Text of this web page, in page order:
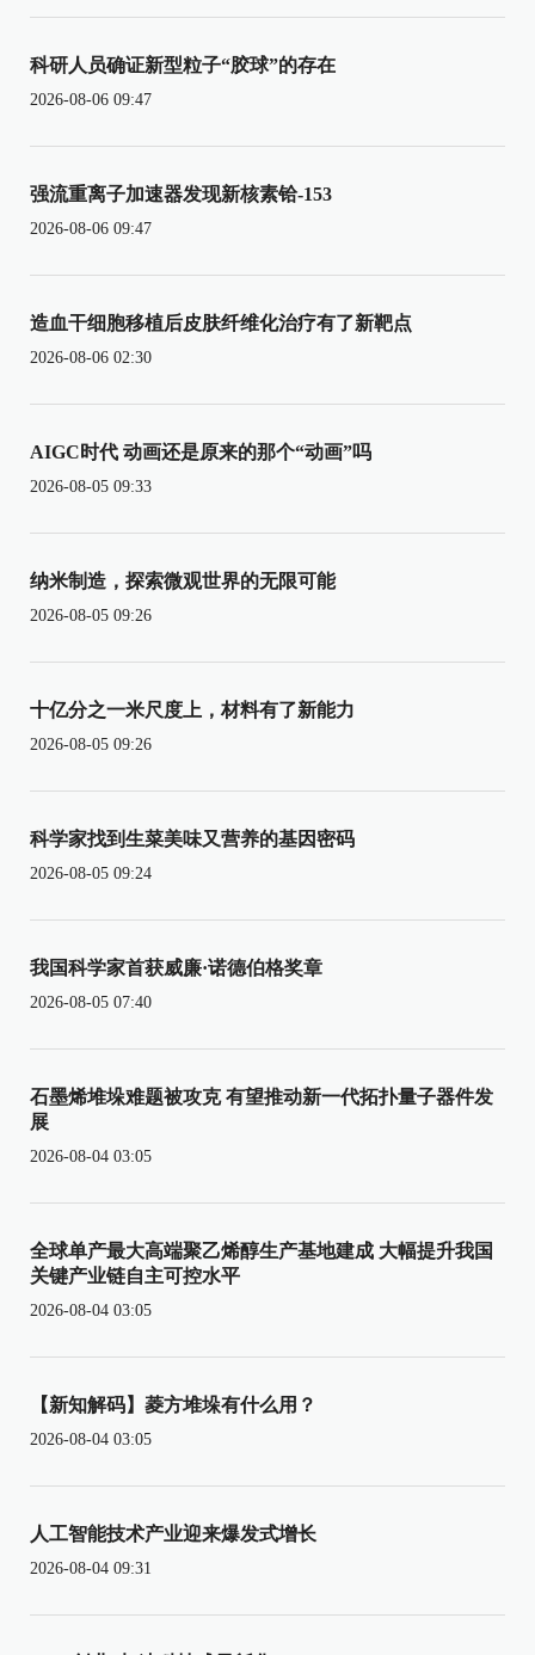
科研人员确证新型粒子“胶球”的存在
2026-08-06 09:47
强流重离子加速器发现新核素铪-153
2026-08-06 09:47
造血干细胞移植后皮肤纤维化治疗有了新靶点
2026-08-06 02:30
AIGC时代 动画还是原来的那个“动画”吗
2026-08-05 09:33
纳米制造，探索微观世界的无限可能
2026-08-05 09:26
十亿分之一米尺度上，材料有了新能力
2026-08-05 09:26
科学家找到生菜美味又营养的基因密码
2026-08-05 09:24
我国科学家首获威廉·诺德伯格奖章
2026-08-05 07:40
石墨烯堆垛难题被攻克 有望推动新一代拓扑量子器件发
展
2026-08-04 03:05
全球单产最大高端聚乙烯醇生产基地建成 大幅提升我国
关键产业链自主可控水平
2026-08-04 03:05
【新知解码】菱方堆垛有什么用？
2026-08-04 03:05
人工智能技术产业迎来爆发式增长
2026-08-04 09:31